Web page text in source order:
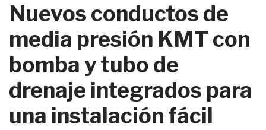
Nuevos conductos de
media presión KMT con
bomba y tubo de
drenaje integrados para
una instalación fácil